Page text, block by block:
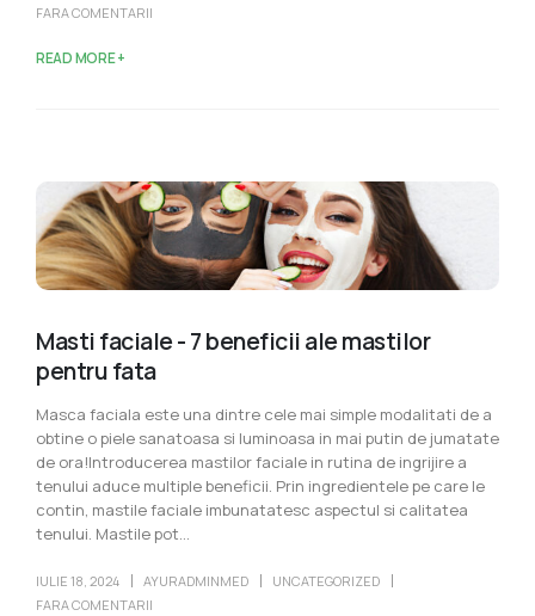
FARA COMENTARII
READ MORE +
Masti faciale - 7 beneficii ale mastilor
pentru fata
Masca faciala este una dintre cele mai simple modalitati de a
obtine o piele sanatoasa si luminoasa in mai putin de jumatate
de ora!Introducerea mastilor faciale in rutina de ingrijire a
tenului aduce multiple beneficii. Prin ingredientele pe care le
contin, mastile faciale imbunatatesc aspectul si calitatea
tenului. Mastile pot...
IULIE 18, 2024 AYURADMINMED
UNCATEGORIZED
FARA COMENTARII